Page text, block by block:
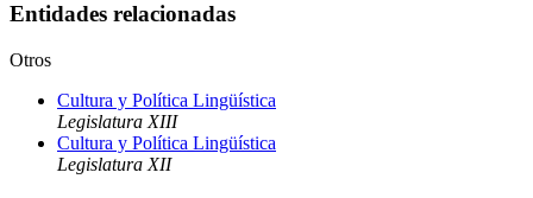
Entidades relacionadas
Otros
Cultura y Política Lingüística
Legislatura XIII
Cultura y Política Lingüística
Legislatura XII